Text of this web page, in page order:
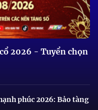
2026 - Tuyển chọn
phúc 2026: Bảo tàng